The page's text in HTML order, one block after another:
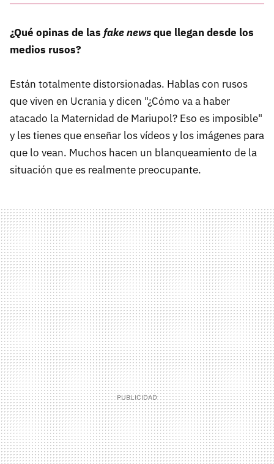
¿Qué opinas de las fake newsque llegan desde los
medios rusos?
Están totalmente distorsionadas. Hablas con rusos
que viven en Ucrania y dicen "¿Cómo va a haber
atacado la Maternidad de Mariupol? Eso es imposible"
y les tienes que enseñar los vídeos y los imágenes para
que lo vean. Muchos hacen un blanqueamiento de la
situación que es realmente preocupante.